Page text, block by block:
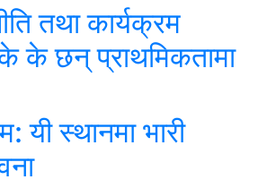
तथा कार्यक्रम
के छन् प्राथमिकतामा
स्थानमा भारी